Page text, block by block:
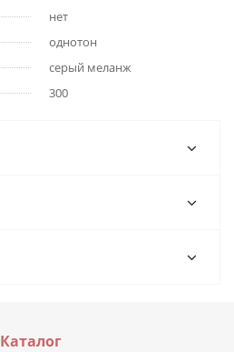
нет
однотон
серый меланж
300
Каталог